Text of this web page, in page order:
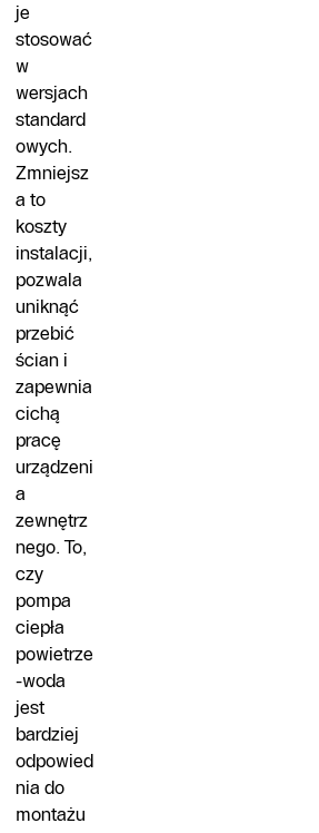
je
stosować
w
wersjach
standard
owych.
Zmniejsz
a to
koszty
instalacji,
pozwala
uniknąć
przebić
ścian i
zapewnia
cichą
pracę
urządzeni
a
zewnętrz
nego. To,
czy
pompa
ciepła
powietrze
-woda
jest
bardziej
odpowied
nia do
montażu